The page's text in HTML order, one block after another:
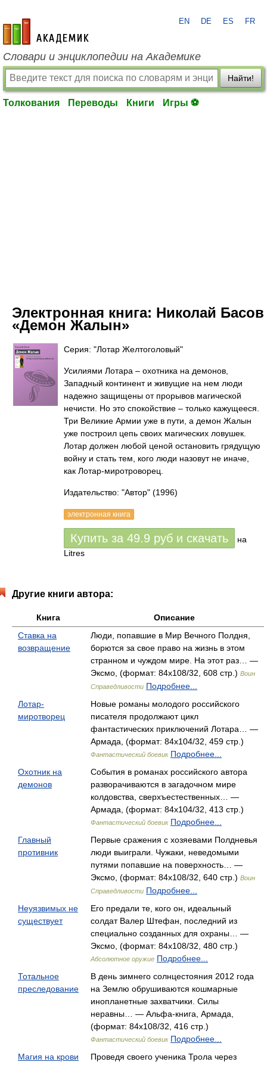
academic.ru
EN DE ES FR
Словари и энциклопедии на Академике
Найти!
Толкования Переводы Книги Игры ⚽
Электронная книга: Николай Басов
«Демон Жалын»
Серия: "Лотар Желтоголовый"
Усилиями Лотара – охотника на демонов,
Западный континент и живущие на нем люди
надежно защищены от прорывов магической
нечисти. Но это спокойствие – только кажущееся.
Три Великие Армии уже в пути, а демон Жалын
уже построил цепь своих магических ловушек.
Лотар должен любой ценой остановить грядущую
войну и стать тем, кого люди назовут не иначе,
как Лотар-миротроворец.
Издательство: "Автор" (1996)
электронная книга
Купить за 49.9 руб и скачать
на
Litres
Другие книги автора:
Книга
Описание
Ставка на
возвращение
Люди, попавшие в Мир Вечного Полдня,
борются за свое право на жизнь в этом
странном и чуждом мире. На этот раз… —
Эксмо, (формат: 84x108/32, 608 стр.) Воин
Справедливости Подробнее...
Лотар-
миротворец
Новые романы молодого российского
писателя продолжают цикл
фантастических приключений Лотара… —
Армада, (формат: 84x104/32, 459 стр.)
Фантастический боевик Подробнее...
Охотник на
демонов
События в романах российского автора
разворачиваются в загадочном мире
колдовства, сверхъестественных… —
Армада, (формат: 84x104/32, 413 стр.)
Фантастический боевик Подробнее...
Главный
противник
Первые сражения с хозяевами Полдневья
люди выиграли. Чужаки, неведомыми
путями попавшие на поверхность… —
Эксмо, (формат: 84x108/32, 640 стр.) Воин
Справедливости Подробнее...
Неуязвимых не
существует
Его предали те, кого он, идеальный
солдат Валер Штефан, последний из
специально созданных для охраны… —
Эксмо, (формат: 84x108/32, 480 стр.)
Абсолютное оружие Подробнее...
Тотальное
преследование
В день зимнего солнцестояния 2012 года
на Землю обрушиваются кошмарные
инопланетные захватчики. Силы
неравны… — Альфа-книга, Армада,
(формат: 84x108/32, 416 стр.)
Фантастический боевик Подробнее...
Магия на крови
Проведя своего ученика Трола через